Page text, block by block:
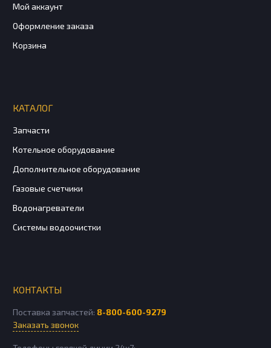
Мой аккаунт
Оформление заказа
Корзина
КАТАЛОГ
Запчасти
Котельное оборудование
Дополнительное оборудование
Газовые счетчики
Водонагреватели
Системы водоочистки
КОНТАКТЫ
Поставка запчастей: 8-800-600-9279
Заказать звонок